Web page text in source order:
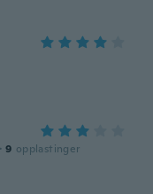
· 9 opplastinger